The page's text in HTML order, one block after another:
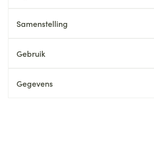
Samenstelling
Gebruik
Gegevens